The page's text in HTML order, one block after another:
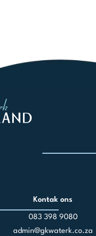
Kontak ons
083 398 9080
admin@gkwaterk.co.za